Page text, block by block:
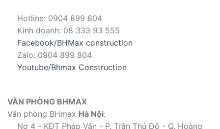
Hotline: 0904 899 804
Kinh doanh: 08 333 93 555
Facebook/BHMax construction
Zalo: 0904 899 804
Youtube/Bhmax Construction
VĂN PHÒNG BHMAX
Văn phòng BHmax Hà Nội:
Nơ 4 - KĐT Pháp Vân - P. Trần Thủ Độ - Q. Hoàng